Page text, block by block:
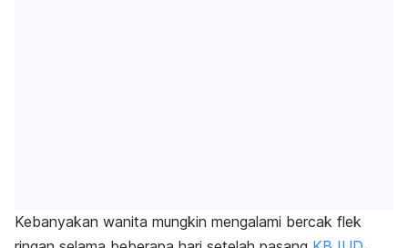
Kebanyakan wanita mungkin mengalami bercak flek